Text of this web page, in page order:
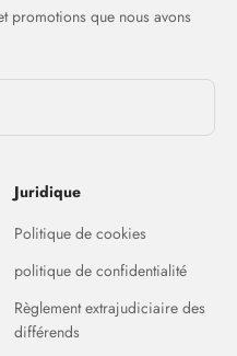
promotions que nous avons
Juridique
Politique de cookies
politique de confidentialité
Règlement extrajudiciaire des
différends